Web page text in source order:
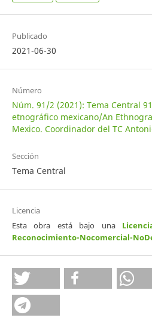
Publicado
2021-06-30
Número
Núm. 91/2 (2021): Tema Central
etnográfico mexicano/An
Mexico. Coordinador del TC
Sección
Tema Central
Licencia
Esta obra está bajo una
Reconocimiento-Nocomercial-